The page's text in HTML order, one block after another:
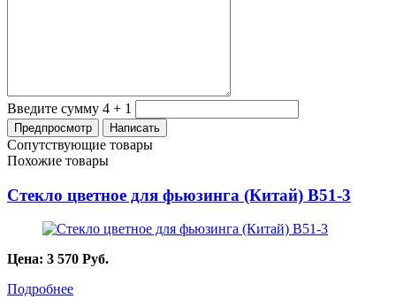
Введите сумму 4 + 1
Сопутствующие товары
Похожие товары
Стекло цветное для фьюзинга (Китай) B51-3
Цена: 3 570 Руб.
Подробнее